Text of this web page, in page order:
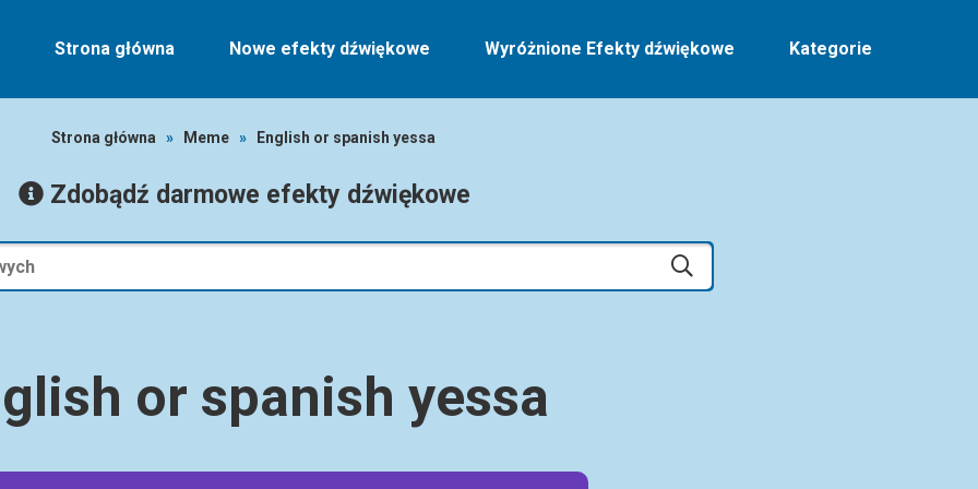
Strona główna Nowe efekty dźwiękowe Wyróżnione Efekty dźwiękowe Kategorie
Strona główna » Meme » English or spanish yessa
Zdobądź darmowe efekty dźwiękowe
or spanish yessa